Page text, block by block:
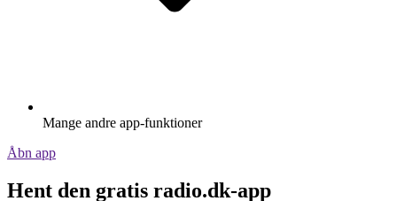
Mange andre app-funktioner
Åbn app
Hent den gratis radio.dk-app